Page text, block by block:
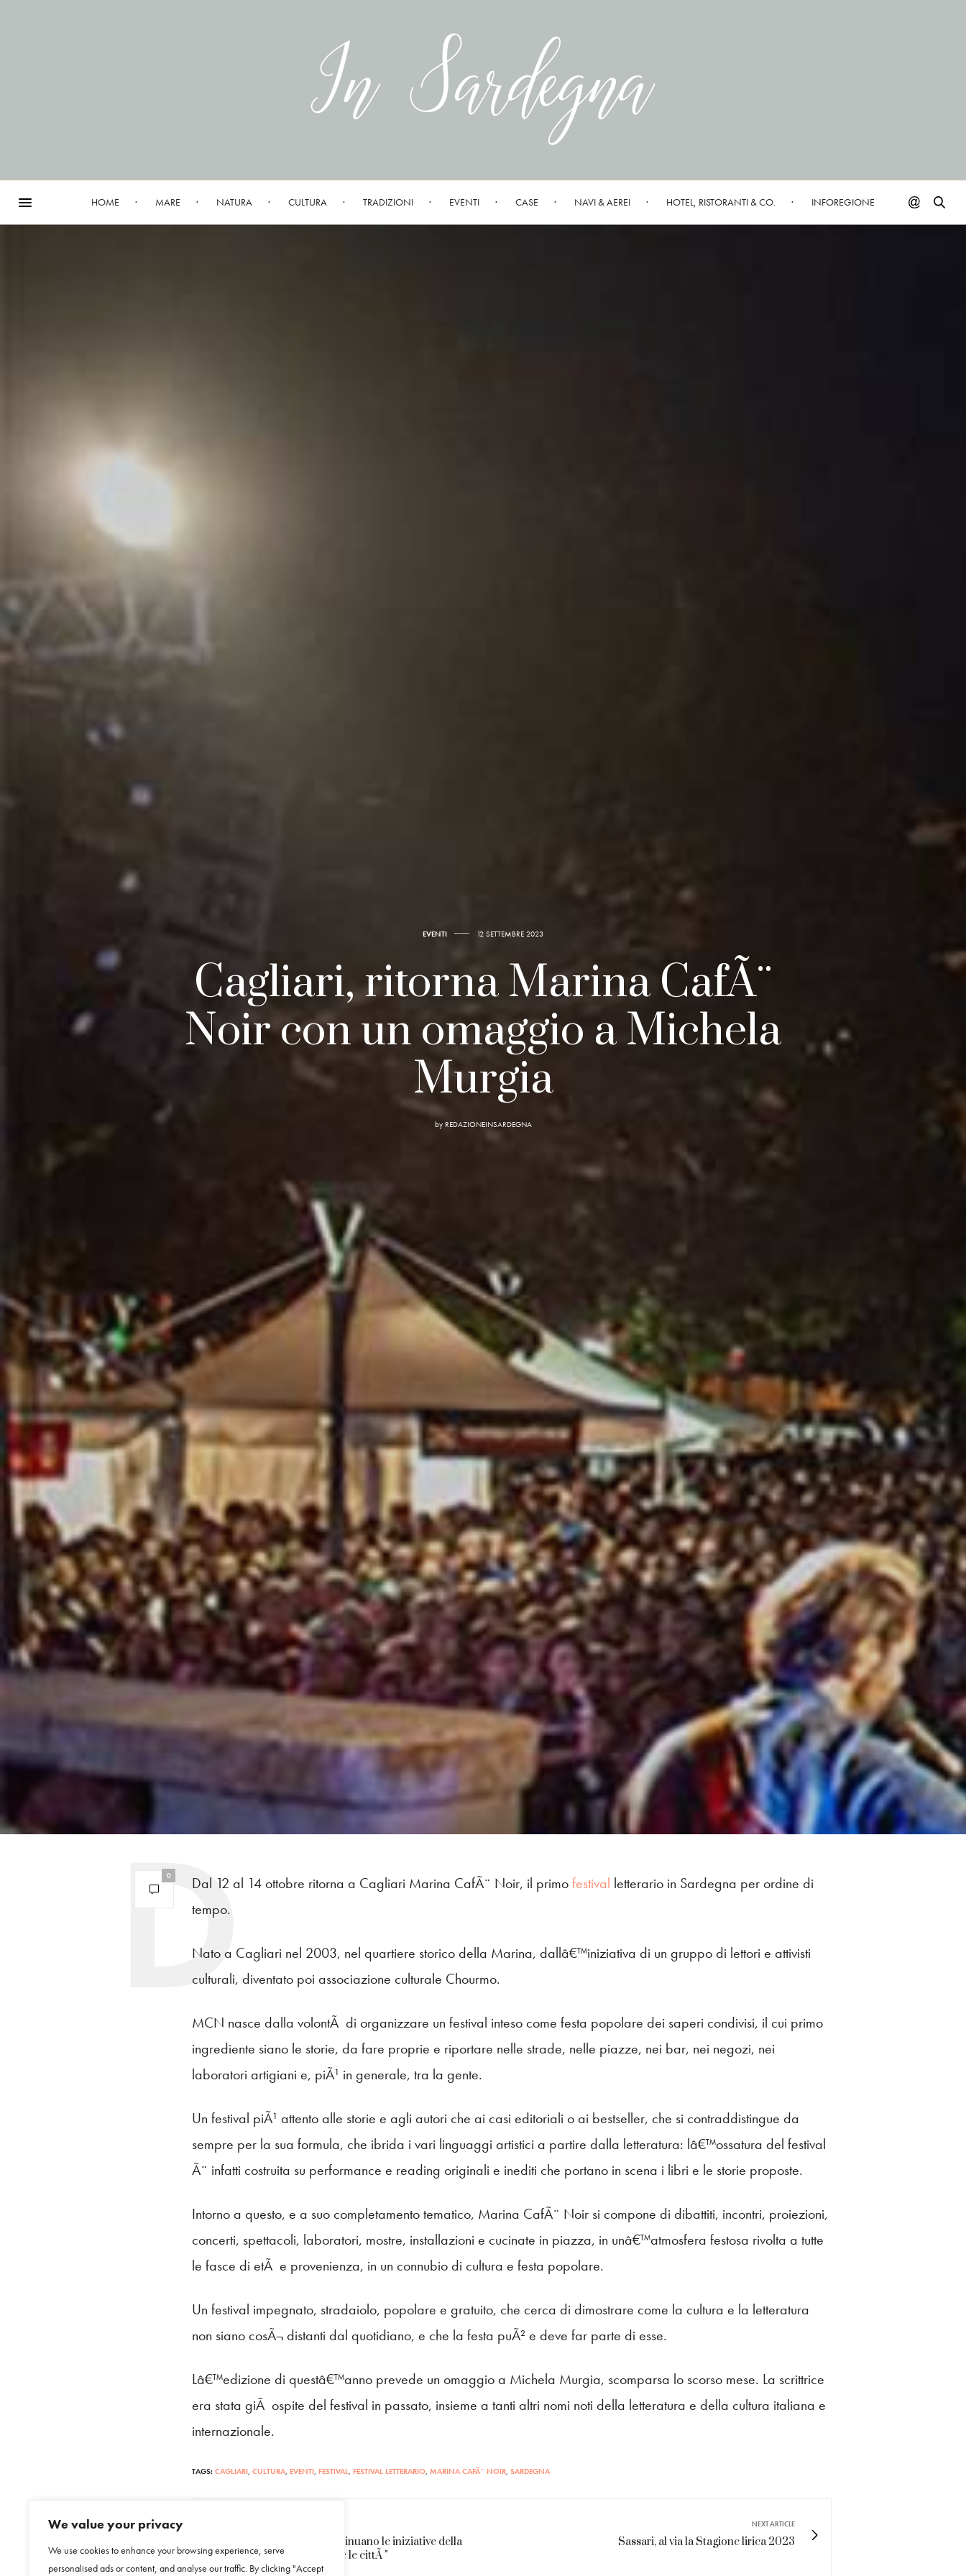
We value your privacy
We use cookies to enhance your browsing experience, serve
personalised ads or content, and analyse our traffic. By clicking "Accept
HOME MARE NATURA CULTURA TRADIZIONI EVENTI CASE NAVI & AEREI HOTEL, RISTORANTI & CO. INFOREGIONE
EVENTI 12 SETTEMBRE 2023
Cagliari, ritorna Marina CafÃ¨
Noir con un omaggio a Michela
Murgia
by REDAZIONEINSARDEGNA
0 Dal 12 al 14 ottobre ritorna a Cagliari Marina CafÃ¨ Noir, il primofestival letterario in Sardegna per ordine di
tempo.
Nato a Cagliari nel 2003, nel quartiere storico della Marina, dallâ€™iniziativa di un gruppo di lettori e attivisti
culturali, diventato poi associazione culturale Chourmo.
MCN nasce dalla volontÃ di organizzare un festival inteso come festa popolare dei saperi condivisi, il cui primo
ingrediente siano le storie, da fare proprie e riportare nelle strade, nelle piazze, nei bar, nei negozi, nei
laboratori artigiani e, piÃ¹ in generale, tra la gente.
Un festival piÃ¹ attento alle storie e agli autori che ai casi editoriali o ai bestseller, che si contraddistingue da
sempre per la sua formula, che ibrida i vari linguaggi artistici a partire dalla letteratura: lâ€™ossatura del festival
Ã¨ infatti costruita su performance e reading originali e inediti che portano in scena i libri e le storie proposte.
Intorno a questo, e a suo completamento tematico, Marina CafÃ¨ Noir si compone di dibattiti, incontri, proiezioni,
concerti, spettacoli, laboratori, mostre, installazioni e cucinate in piazza, in unâ€™atmosfera festosa rivolta a tutte
le fasce di etÃ e provenienza, in un connubio di cultura e festa popolare.
Un festival impegnato, stradaiolo, popolare e gratuito, che cerca di dimostrare come la cultura e la letteratura
non siano cosÃ¬ distanti dal quotidiano, e che la festa puÃ² e deve far parte di esse.
Lâ€™edizione di questâ€™anno prevede un omaggio a Michela Murgia, scomparsa lo scorso mese. La scrittrice
era stata giÃ ospite del festival in passato, insieme a tanti altri nomi noti della letteratura e della cultura italiana e
internazionale.
TAGS: CAGLIARI, CULTURA, EVENTI, FESTIVAL, FESTIVAL LETTERARIO, MARINA CAFÃ¨ NOIR, SARDEGNA
Quartu Sant'Elena, continuano le iniziative della
rassegna "Ripensare la e le cittÃ "
NEXT ARTICLE
Sassari, al via la Stagione lirica 2023